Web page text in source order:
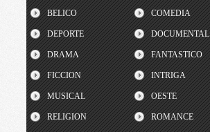
BELICO COMEDIA
DEPORTE DOCUMENTAL
DRAMA FANTASTICO
FICCION INTRIGA
MUSICAL OESTE
RELIGION ROMANCE